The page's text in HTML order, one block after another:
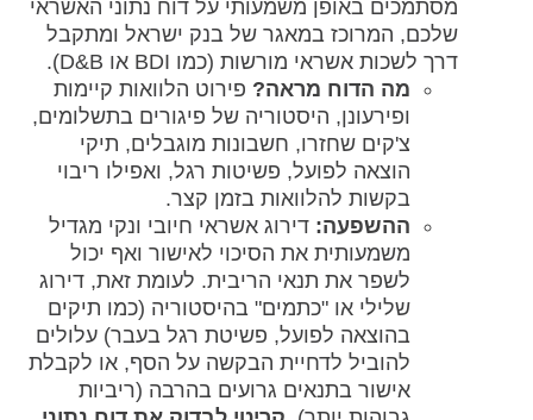
מסתמכים באופן משמעותי על דוח נתוני האשראי
שלכם, המרוכז במאגר של בנק ישראל ומתקבל
דרך לשכות אשראי מורשות (כמו BDI או D&B).
מה הדוח מראה? פירוט הלוואות קיימות
ופירעונן, היסטוריה של פיגורים בתשלומים,
צ'קים שחזרו, חשבונות מוגבלים, תיקי
הוצאה לפועל, פשיטות רגל, ואפילו ריבוי
בקשות להלוואות בזמן קצר.
ההשפעה: דירוג אשראי חיובי ונקי מגדיל
משמעותית את הסיכוי לאישור ואף יכול
לשפר את תנאי הריבית. לעומת זאת, דירוג
שלילי או "כתמים" בהיסטוריה (כמו תיקים
בהוצאה לפועל, פשיטת רגל בעבר) עלולים
להוביל לדחיית הבקשה על הסף, או לקבלת
אישור בתנאים גרועים בהרבה (ריביות